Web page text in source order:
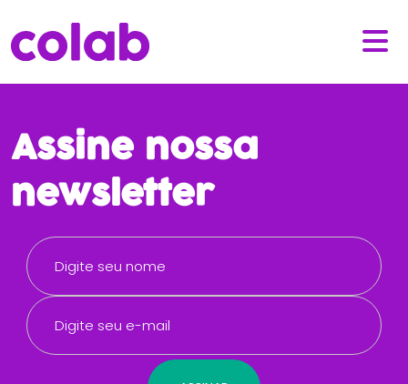
Assine nossa
newsletter